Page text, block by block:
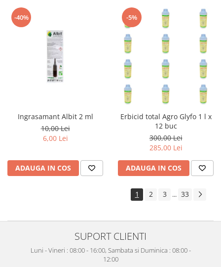
-40%
Ingrasamant Albit 2 ml
10,00 Lei
6,00 Lei
ADAUGA IN COS
-5%
Erbicid total Agro Glyfo 1 l x
12 buc
300,00 Lei
285,00 Lei
ADAUGA IN COS
1 2 3 ... 33
SUPORT CLIENTI
Luni - Vineri : 08:00 - 16:00, Sambata si Duminica : 08:00 -
12:00